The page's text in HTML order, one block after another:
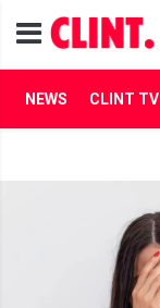
NEWS CLINT TV